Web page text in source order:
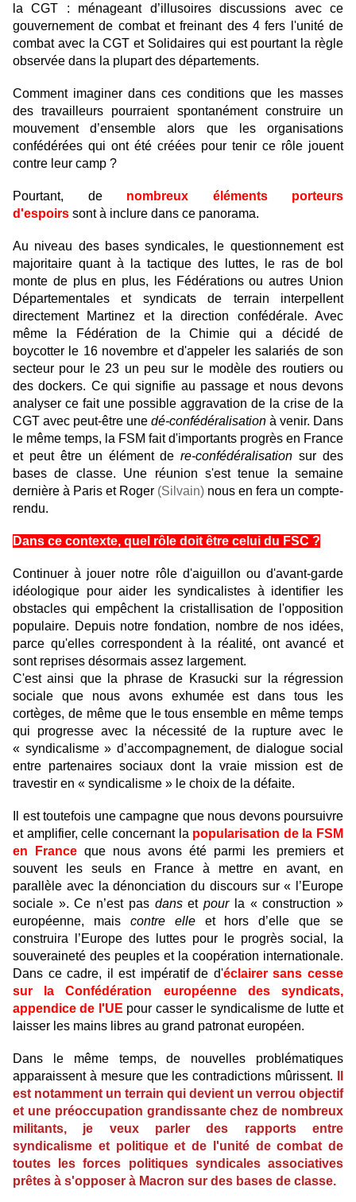
la CGT : ménageant d’illusoires discussions avec ce
gouvernement de combat et freinant des 4 fers l'unité de
combat avec la CGT et Solidaires qui est pourtant la règle
observée dans la plupart des départements.
Comment imaginer dans ces conditions que les masses
des travailleurs pourraient spontanément construire un
mouvement d’ensemble alors que les organisations
confédérées qui ont été créées pour tenir ce rôle jouent
contre leur camp ?
Pourtant, de nombreux éléments porteurs
d'espoirs sont à inclure dans ce panorama.
Au niveau des bases syndicales, le questionnement est
majoritaire quant à la tactique des luttes, le ras de bol
monte de plus en plus, les Fédérations ou autres Union
Départementales et syndicats de terrain interpellent
directement Martinez et la direction confédérale. Avec
même la Fédération de la Chimie qui a décidé de
boycotter le 16 novembre et d'appeler les salariés de son
secteur pour le 23 un peu sur le modèle des routiers ou
des dockers. Ce qui signifie au passage et nous devons
analyser ce fait une possible aggravation de la crise de la
CGT avec peut-être une dé-confédéralisation à venir. Dans
le même temps, la FSM fait d'importants progrès en France
et peut être un élément dere-confédéralisation sur des
bases de classe. Une réunion s'est tenue la semaine
dernière à Paris et Roger (Silvain) nous en fera un compte-
rendu.
Dans ce contexte, quel rôle doit être celui du FSC ?
Continuer à jouer notre rôle d'aiguillon ou d'avant-garde
idéologique pour aider les syndicalistes à identifier les
obstacles qui empêchent la cristallisation de l'opposition
populaire. Depuis notre fondation, nombre de nos idées,
parce qu'elles correspondent à la réalité, ont avancé et
sont reprises désormais assez largement.
C'est ainsi que la phrase de Krasucki sur la régression
sociale que nous avons exhumée est dans tous les
cortèges, de même que le tous ensemble en même temps
qui progresse avec la nécessité de la rupture avec le
« syndicalisme » d’accompagnement, de dialogue social
entre partenaires sociaux dont la vraie mission est de
travestir en « syndicalisme » le choix de la défaite.
Il est toutefois une campagne que nous devons poursuivre
et amplifier, celle concernant la popularisation de la FSM
en France que nous avons été parmi les premiers et
souvent les seuls en France à mettre en avant, en
parallèle avec la dénonciation du discours sur « l’Europe
sociale ». Ce n’est pas dansetpourla « construction »
européenne, mais contre elleet hors d’elle que se
construira l’Europe des luttes pour le progrès social, la
souveraineté des peuples et la coopération internationale.
Dans ce cadre, il est impératif de d'éclairer sans cesse
sur la Confédération européenne des syndicats,
appendice de l'UE pour casser le syndicalisme de lutte et
laisser les mains libres au grand patronat européen.
Dans le même temps, de nouvelles problématiques
apparaissent à mesure que les contradictions mûrissent.
est notamment un terrain qui devient un verrou objectif
et une préoccupation grandissante chez de nombreux
militants, je veux parler des rapports entre
syndicalisme et politique et de l'unité de combat de
toutes les forces politiques syndicales associatives
prêtes à s'opposer à Macron sur des bases de classe.